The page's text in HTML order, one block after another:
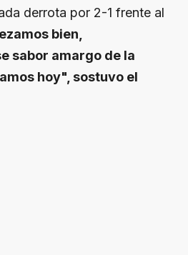
derrota por 2-1 frente al
bien,
sabor amargo de la
hoy", sostuvo el